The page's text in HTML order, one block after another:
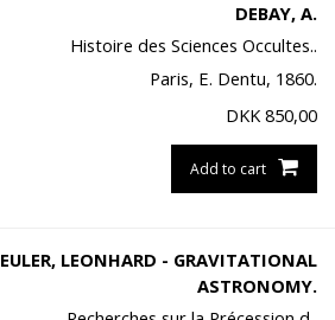
DEBAY, A.
Histoire des Sciences Occultes..
Paris, E. Dentu, 1860.
DKK 850,00
Add to cart
EULER, LEONHARD - GRAVITATIONAL
ASTRONOMY.